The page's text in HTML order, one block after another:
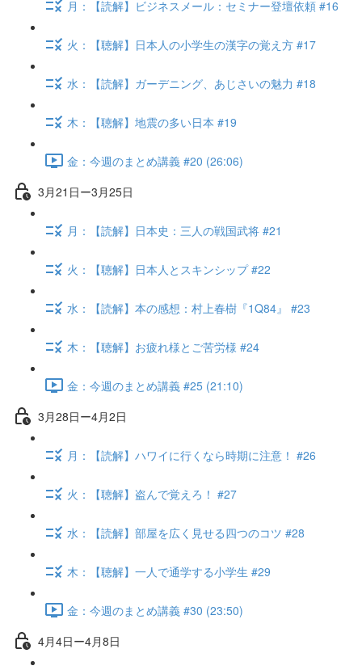
月：【読解】ビジネスメール：セミナー登壇依頼 #16
火：【聴解】日本人の小学生の漢字の覚え方 #17
水：【読解】ガーデニング、あじさいの魅力 #18
木：【聴解】地震の多い日本 #19
金：今週のまとめ講義 #20 (26:06)
3月21日ー3月25日
月：【読解】日本史：三人の戦国武将 #21
火：【聴解】日本人とスキンシップ #22
水：【読解】本の感想：村上春樹『1Q84』 #23
木：【聴解】お疲れ様とご苦労様 #24
金：今週のまとめ講義 #25 (21:10)
3月28日ー4月2日
月：【読解】ハワイに行くなら時期に注意！ #26
火：【聴解】盗んで覚えろ！ #27
水：【読解】部屋を広く見せる四つのコツ #28
木：【聴解】一人で通学する小学生 #29
金：今週のまとめ講義 #30 (23:50)
4月4日ー4月8日